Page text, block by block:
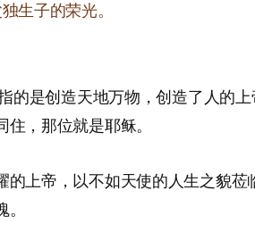
生子的荣光。
的是创造天地万物，创造了人的
，那位就是耶稣。
的上帝，以不如天使的人生之貌莅